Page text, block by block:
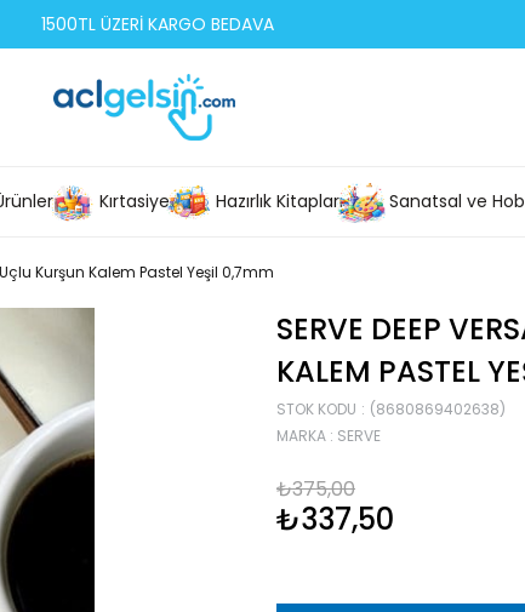
1500TL ÜZERİ KARGO BEDAVA
Kırtasiye Hazırlık Kitapları Sanatsal ve
Kurşun Kalem Pastel Yeşil 0,7mm
SERVE DEEP
KALEM PASTEL
STOK KODU
(8680869402638)
MARKA : SERVE
₺375,00
₺337,50